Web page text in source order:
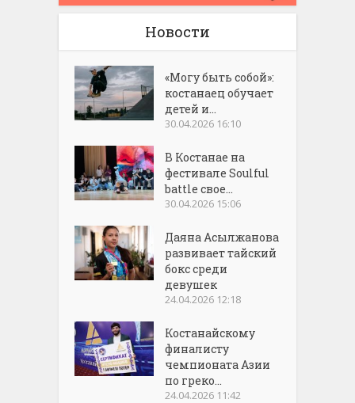
Новости
«Могу быть собой»:
костанаец обучает
детей и...
30.04.2026 16:10
В Костанае на
фестивале Soulful
battle свое...
30.04.2026 15:06
Даяна Асылжанова
развивает тайский
бокс среди
девушек
24.04.2026 12:18
Костанайскому
финалисту
чемпионата Азии
по греко...
24.04.2026 11:42